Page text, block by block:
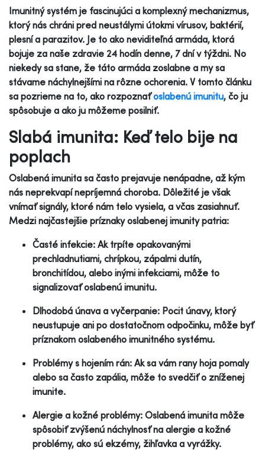
Imunitný systém je fascinujúci a komplexný mechanizmus,
ktorý nás chráni pred neustálymi útokmi vírusov, baktérií,
plesní a parazitov. Je to ako neviditeľná armáda, ktorá
bojuje za naše zdravie 24 hodín denne, 7 dní v týždni. No
niekedy sa stane, že táto armáda zoslabne a my sa
stávame náchylnejšími na rôzne ochorenia. V tomto článku
sa pozrieme na to, ako rozpoznaťoslabenú imunitu, čo ju
spôsobuje a ako ju môžeme posilniť.
Slabá imunita: Keď telo bije na
poplach
Oslabená imunita sa často prejavuje nenápadne, až kým
nás neprekvapí nepríjemná choroba. Dôležité je však
vnímať signály, ktoré nám telo vysiela, a včas zasiahnuť.
Medzi najčastejšie príznaky oslabenej imunity patria:
Časté infekcie: Ak trpíte opakovanými
prechladnutiami, chrípkou, zápalmi dutín,
bronchitídou, alebo inými infekciami, môže to
signalizovať oslabenú imunitu.
Dlhodobá únava a vyčerpanie: Pocit únavy, ktorý
neustupuje ani po dostatočnom odpočinku, môže byť
príznakom oslabeného imunitného systému.
Problémy s hojením rán: Ak sa vám rany hoja pomaly
alebo sa často zapália, môže to svedčiť o zníženej
imunite.
Alergie a kožné problémy: Oslabená imunita môže
spôsobiť zvýšenú náchylnosť na alergie a kožné
problémy, ako sú ekzémy, žihľavka a vyrážky.